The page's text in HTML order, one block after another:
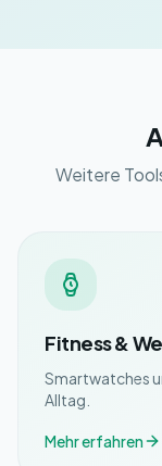
Weitere
Fitness &
Smartwatches
Alltag.
Mehr erfahren